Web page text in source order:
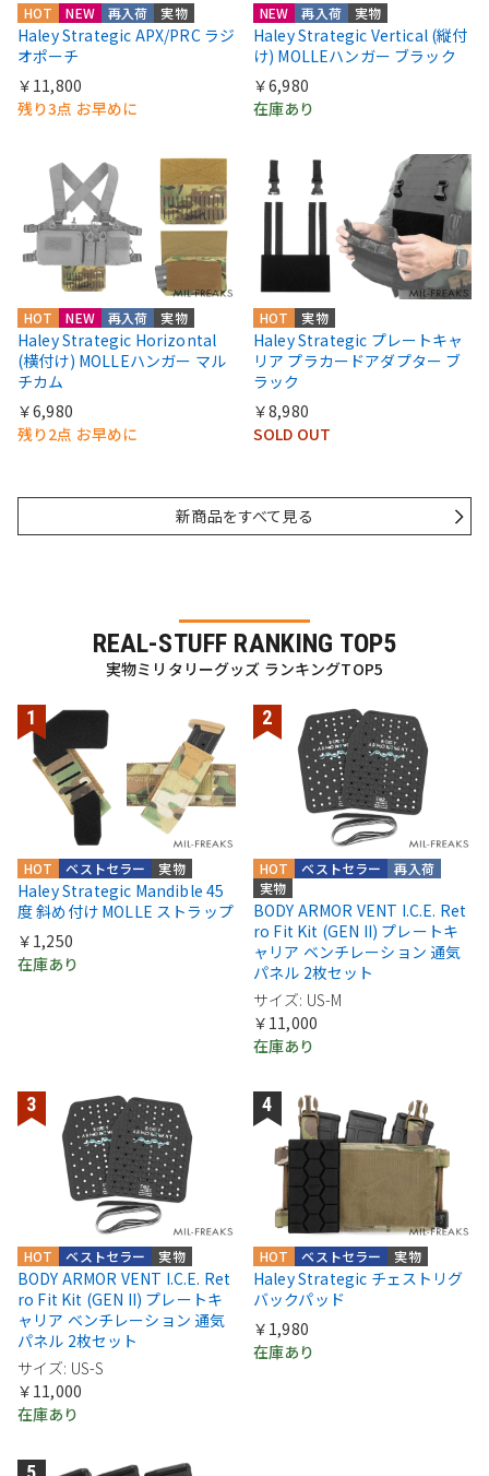
HOT NEW 再入荷 実物
Haley Strategic APX/PRC ラジ
オポーチ
￥11,800
残り3点 お早めに
NEW 再入荷 実物
Haley Strategic Vertical (縦付
け) MOLLEハンガー ブラック
￥6,980
在庫あり
HOT NEW 再入荷 実物
Haley Strategic Horizontal
(横付け) MOLLEハンガー マル
チカム
￥6,980
残り2点 お早めに
HOT 実物
Haley Strategic プレートキャ
リア プラカードアダプター ブ
ラック
￥8,980
SOLD OUT
新商品をすべて見る
REAL-STUFF RANKING TOP5
実物ミリタリーグッズ ランキングTOP5
実物
ベストセラー
HOT
Haley Strategic Mandible 45
度 斜め付け MOLLE ストラップ
￥1,250
在庫あり
実物
再入荷
ベストセラー
HOT
BODY ARMOR VENT I.C.E. Ret
ro Fit Kit (GEN II) プレートキ
ャリア ベンチレーション 通気
パネル 2枚セット
サイズ: US-M
￥11,000
在庫あり
実物
ベストセラー
HOT
BODY ARMOR VENT I.C.E. Ret
ro Fit Kit (GEN II) プレートキ
ャリア ベンチレーション 通気
パネル 2枚セット
サイズ: US-S
￥11,000
在庫あり
実物
ベストセラー
HOT
Haley Strategic チェストリグ
バックパッド
￥1,980
在庫あり